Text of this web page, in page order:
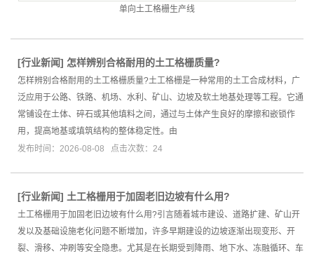
单向土工格栅生产线
[行业新闻] 怎样辨别合格耐用的土工格栅质量?
怎样辨别合格耐用的土工格栅质量?土工格栅是一种常用的土工合成材料，广
泛应用于公路、铁路、机场、水利、矿山、边坡及软土地基处理等工程。它通
常铺设在土体、碎石或其他填料之间，通过与土体产生良好的摩擦和嵌锁作
用，提高地基或填筑结构的整体稳定性。由
发布时间：2026-08-08 点击次数：24
[行业新闻] 土工格栅用于加固老旧边坡有什么用?
土工格栅用于加固老旧边坡有什么用?引言随着城市建设、道路扩建、矿山开
发以及基础设施老化问题不断增加，许多早期建设的边坡逐渐出现变形、开
裂、滑移、冲刷等安全隐患。尤其是在长期受到降雨、地下水、冻融循环、车